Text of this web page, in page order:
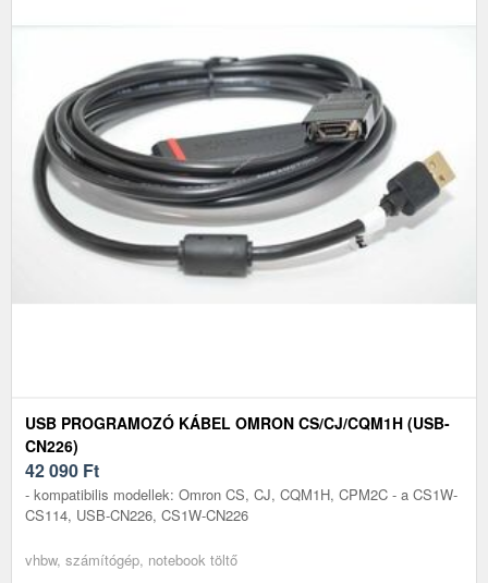
USB PROGRAMOZÓ KÁBEL OMRON CS/CJ/CQM1H (USB-
CN226)
42 090 Ft
- kompatibilis modellek: Omron CS, CJ, CQM1H, CPM2C - a CS1W-
CS114, USB-CN226, CS1W-CN226
vhbw, számítógép, notebook töltő